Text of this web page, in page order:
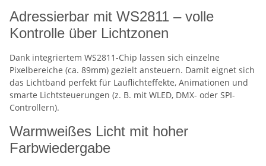
Adressierbar mit WS2811 – volle
Kontrolle über Lichtzonen
Dank integriertem WS2811-Chip lassen sich einzelne
Pixelbereiche (ca. 89mm) gezielt ansteuern. Damit eignet sich
das Lichtband perfekt für Lauflichteffekte, Animationen und
smarte Lichtsteuerungen (z. B. mit WLED, DMX- oder SPI-
Controllern).
Warmweißes Licht mit hoher
Farbwiedergabe